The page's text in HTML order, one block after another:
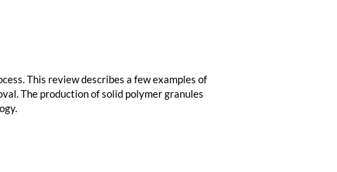
This review describes a few examples of
The production of solid polymer granules